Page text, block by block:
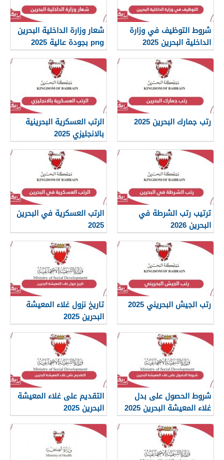
شروط التوظيف في وزارة
الداخلية البحرين 2025
شعار وزارة الداخلية البحرين
png بجودة عالية 2025
رتب جمارك البحرين 2025
الرتب العسكرية البحرينية
بالانجليزي 2025
ترتيب رتب الشرطة في
البحرين 2026
الرتب العسكرية في البحرين
2025
رتب الجيش البحريني 2025
تاريخ نزول غلاء المعيشة
البحرين 2025
شروط الحصول على بدل
غلاء المعيشة البحرين 2025
التقديم على غلاء المعيشة
البحرين 2025